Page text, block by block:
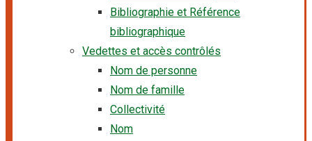
Bibliographie et Référence
bibliographique
Vedettes et accès contrôlés
Nom de personne
Nom de famille
Collectivité
Nom